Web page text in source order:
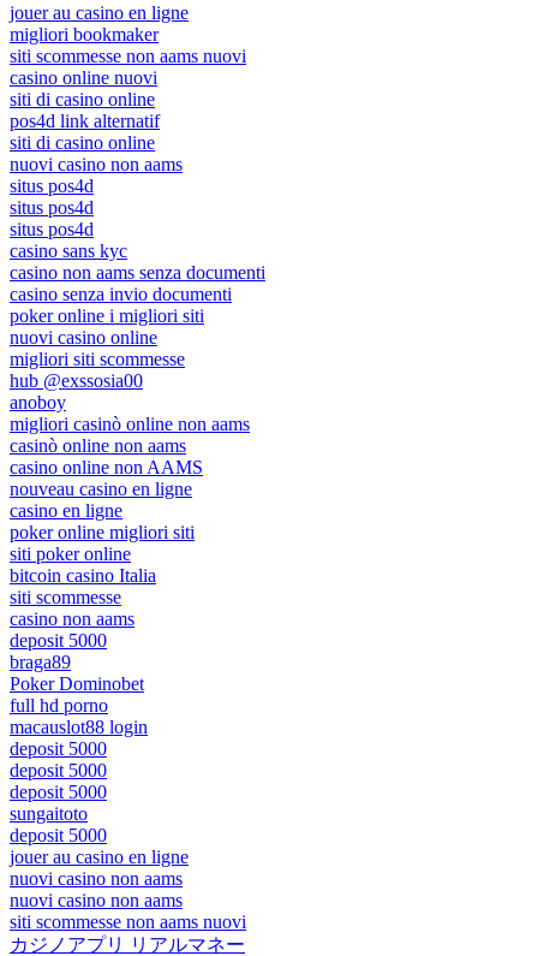
jouer au casino en ligne
migliori bookmaker
siti scommesse non aams nuovi
casino online nuovi
siti di casino online
pos4d link alternatif
siti di casino online
nuovi casino non aams
situs pos4d
situs pos4d
situs pos4d
casino sans kyc
casino non aams senza documenti
casino senza invio documenti
poker online i migliori siti
nuovi casino online
migliori siti scommesse
hub @exssosia00
anoboy
migliori casinò online non aams
casinò online non aams
casino online non AAMS
nouveau casino en ligne
casino en ligne
poker online migliori siti
siti poker online
bitcoin casino Italia
siti scommesse
casino non aams
deposit 5000
braga89
Poker Dominobet
full hd porno
macauslot88 login
deposit 5000
deposit 5000
deposit 5000
sungaitoto
deposit 5000
jouer au casino en ligne
nuovi casino non aams
nuovi casino non aams
siti scommesse non aams nuovi
カジノアプリ リアルマネー